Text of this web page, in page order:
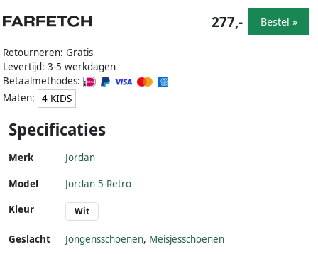
Retourneren: Gratis
Levertijd: 3-5 werkdagen
Betaalmethodes:
Maten:
4 KIDS
277,- Bestel »
Specificaties
Merk Jordan
Model
Jordan 5 Retro
Kleur
Wit
Geslacht Jongensschoenen, Meisjesschoenen